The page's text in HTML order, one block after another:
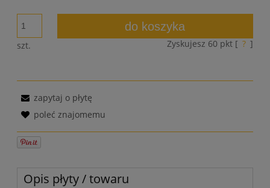
szt.
do koszyka
Zyskujesz 60 pkt [ ? ]
zapytaj o płytę
poleć znajomemu
Opis płyty / towaru